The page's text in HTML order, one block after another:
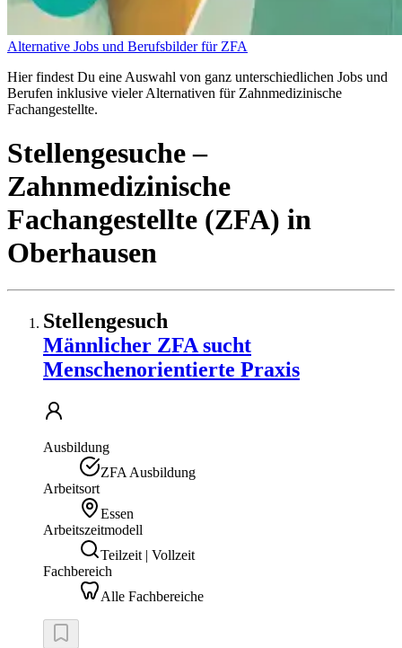
Alternative Jobs und Berufsbilder für ZFA
Hier findest Du eine Auswahl von ganz unterschiedlichen Jobs und
Berufen inklusive vieler Alternativen für Zahnmedizinische
Fachangestellte.
Stellengesuche–
Zahnmedizinische
Fachangestellte (ZFA) in
Oberhausen
Stellengesuch
Männlicher ZFA sucht
Menschenorientierte Praxis
Ausbildung
ZFA Ausbildung
Arbeitsort
Essen
Arbeitszeitmodell
Teilzeit | Vollzeit
Fachbereich
Alle Fachbereiche